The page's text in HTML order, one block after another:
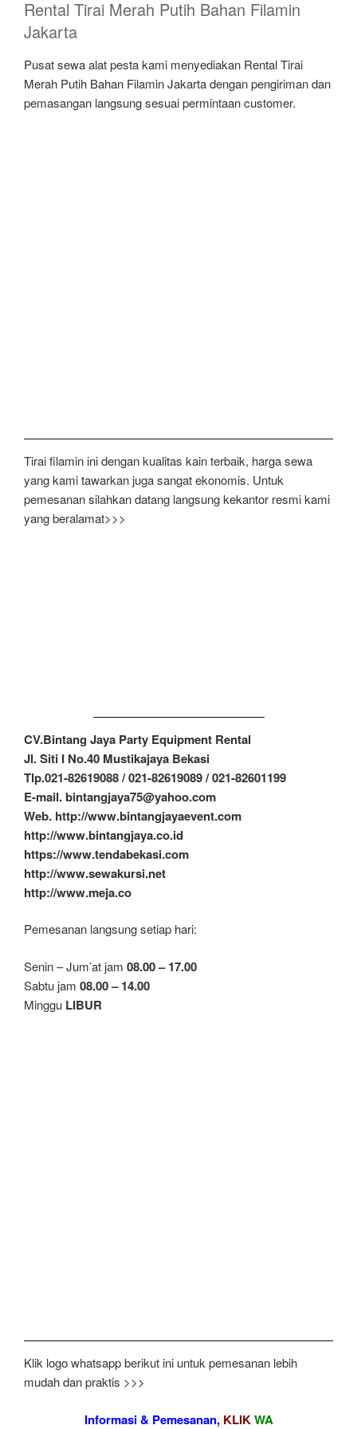
Rental Tirai Merah Putih Bahan Filamin
Jakarta
Pusat sewa alat pesta kami menyediakan Rental Tirai
Merah Putih Bahan Filamin Jakarta dengan pengiriman dan
pemasangan langsung sesuai permintaan customer.
Tirai filamin ini dengan kualitas kain terbaik, harga sewa
yang kami tawarkan juga sangat ekonomis. Untuk
pemesanan silahkan datang langsung kekantor resmi kami
yang beralamat>>>
CV.Bintang Jaya Party Equipment Rental
Jl. Siti I No.40 Mustikajaya Bekasi
Tlp.021-82619088 / 021-82619089 / 021-82601199
E-mail. bintangjaya75@yahoo.com
Web. http://www.bintangjayaevent.com
http://www.bintangjaya.co.id
https://www.tendabekasi.com
http://www.sewakursi.net
http://www.meja.co
Pemesanan langsung setiap hari:
Senin – Jum’at jam 08.00 – 17.00
Sabtu jam 08.00 – 14.00
Minggu LIBUR
Klik logo whatsapp berikut ini untuk pemesanan lebih
mudah dan praktis >>>
Informasi & Pemesanan, KLIK WA